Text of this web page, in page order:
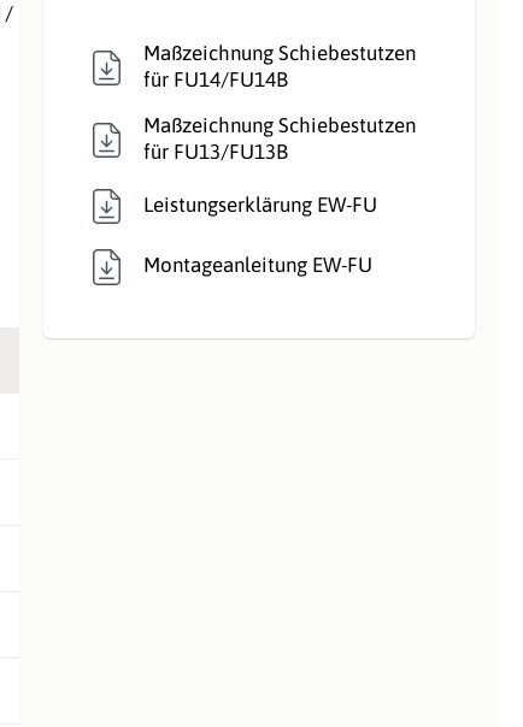
/
Maßzeichnung Schiebestutzen
für FU14/FU14B
Maßzeichnung Schiebestutzen
für FU13/FU13B
Leistungserklärung EW-FU
Montageanleitung EW-FU